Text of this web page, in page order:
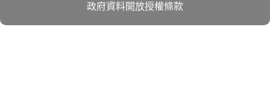
政府資料開放授權條款